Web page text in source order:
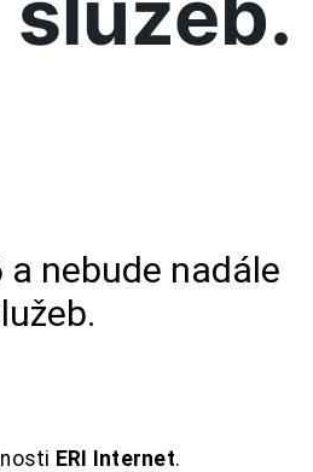
nebude nadále
ERI Internet.